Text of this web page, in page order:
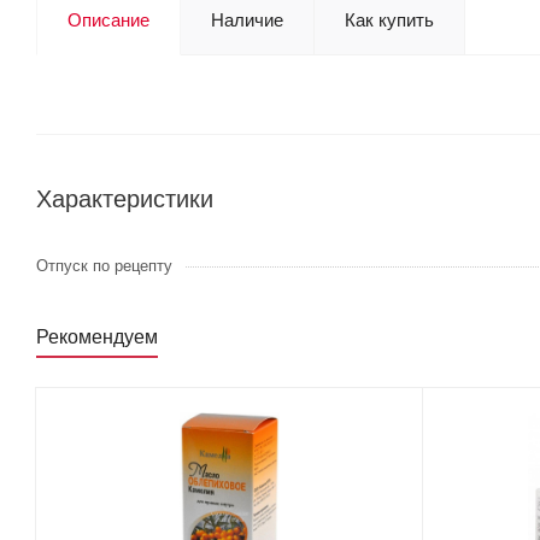
Описание Наличие Как купить
Характеристики
Отпуск по рецепту
Рекомендуем